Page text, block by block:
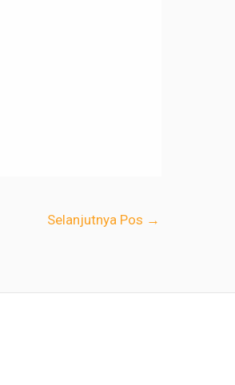
Selanjutnya Pos →